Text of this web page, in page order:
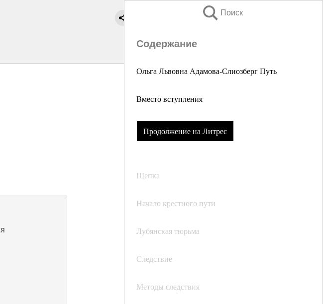
Поиск
Содержание
Ольга Львовна Адамова-Слиозберг Путь
Вместо вступления
Продолжение на Литрес
Щепка
Начало крестного пути
Лубянская тюрьма
Следствие
Методы следствия